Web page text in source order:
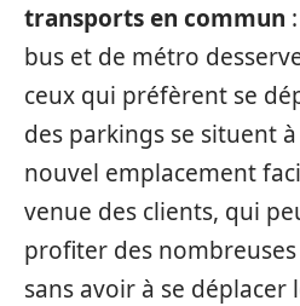
transports en commun
bus et de métro
ceux qui préfèrent se
des parkings se situent
nouvel emplacement
venue des clients, qui
profiter des
sans avoir à se déplacer